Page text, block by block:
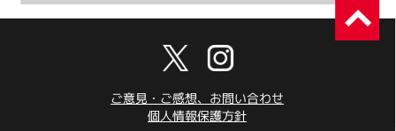
ご意見・ご感想、お問い合わせ
個人情報保護方針